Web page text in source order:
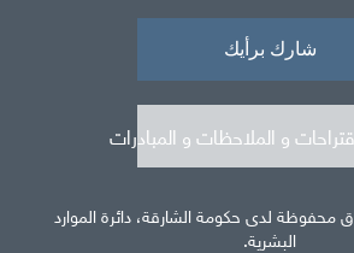
و الملاحظات و المبادرات
محفوظة لدى حكومة الشارقة، دائرة الموارد
البشرية.